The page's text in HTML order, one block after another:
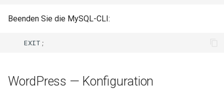
Beenden Sie die MySQL-CLI:
EXIT ;
WordPress — Konfiguration